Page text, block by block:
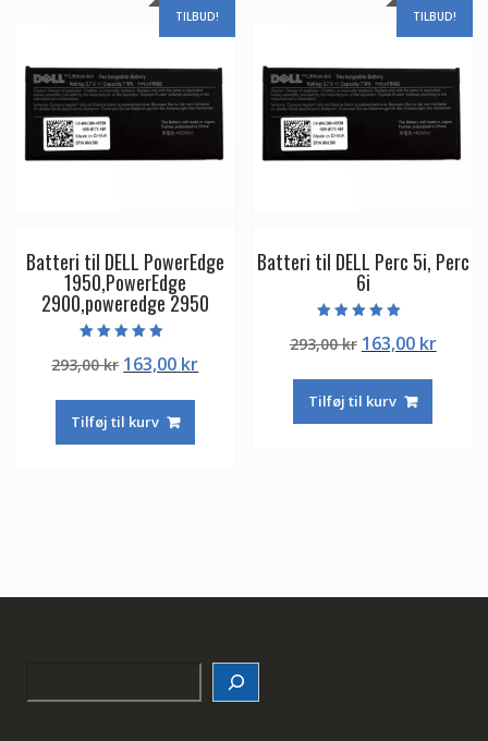
TILBUD!
Batteri til DELL PowerEdge
1950,PowerEdge
2900,poweredge 2950
5.00
ud af 5
293,00kr Den
pris
var:
163,00 krDen
Tilføj til kurv
TILBUD!
Batteri til DELL Perc 5i, Perc
6i
5.00
ud af 5
293,00kr Den
pris
var:
163,00 krDen
Tilføj til kurv